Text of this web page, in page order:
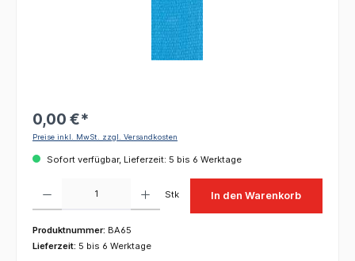
0,00 €*
Preise inkl. MwSt. zzgl. Versandkosten
Sofort verfügbar, Lieferzeit: 5 bis 6 Werktage
Stk In den Warenkorb
Produktnummer: BA65
Lieferzeit: 5 bis 6 Werktage